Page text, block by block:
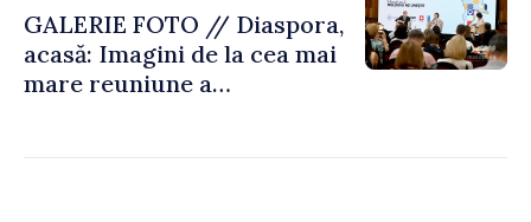
GALERIE FOTO // Diaspora,
acasă: Imagini de la cea mai
mare reuniune a